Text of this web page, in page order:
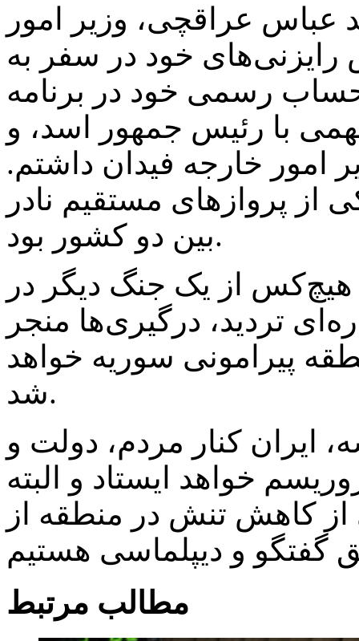
عباس عراقچی، وزیر امور
خود در سفر به
رسمی خود در برنامه
با رئیس جمهور اسد، و
امور خارجه فیدان داشتم.
از پروازهای مستقیم نادر
بین دو کشور بود.
هیچ‌کس از یک جنگ دیگر در
تردید، درگیری‌ها منجر
پیرامونی سوریه خواهد
شد.
ایران کنار مردم، دولت و
خواهد ایستاد و البته
از کاهش تنش در منطقه از
مطالب مرتبط